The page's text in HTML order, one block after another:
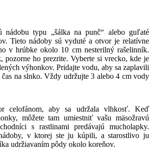
nádobu typu „šálka na punč“ alebo guľaté
Tieto nádoby sú vyduté a otvor je relatívne
v hrúbke okolo 10 cm nesterilný rašelinník.
pozorne ho prezrite. Vyberte si vrecko, kde je
výhonkov. Pridajte vodu, aby sa zaplavili
čas na slnko. Vždy udržujte 3 alebo 4 cm vody
celofánom, aby sa udržala vlhkosť. Keď
môžete tam umiestniť vašu mäsožravú
s rastlinami predávajú mucholapky.
v ktorej ste ju kúpili, a starostlivo ju
udržiavaním pôdy okolo koreňov.